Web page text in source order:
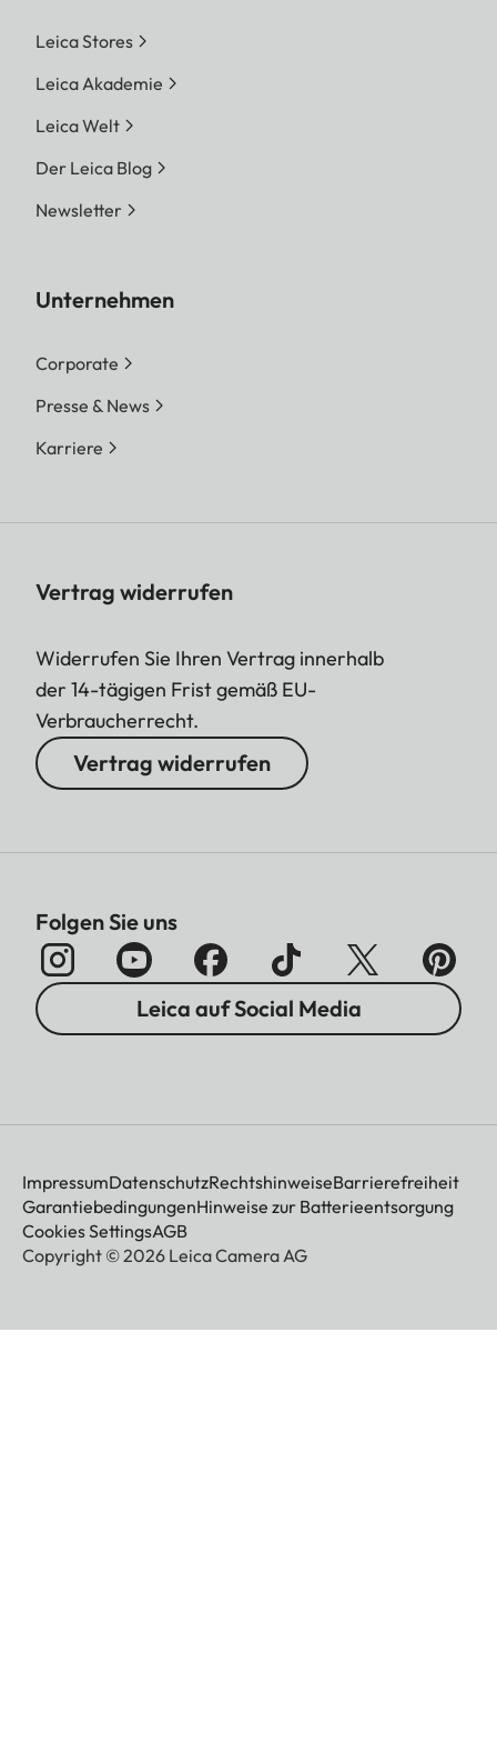
Leica Stores
Leica Akademie
Leica Welt
Der Leica Blog
Newsletter
Unternehmen
Corporate
Presse & News
Karriere
Vertrag widerrufen
Widerrufen Sie Ihren Vertrag innerhalb
der 14-tägigen Frist gemäß EU-
Verbraucherrecht.
Vertrag widerrufen
Folgen Sie uns
Leica auf Social Media
ImpressumDatenschutzRechtshinweiseBarrierefreiheit
GarantiebedingungenHinweise zur Batterieentsorgung
Cookies SettingsAGB
Copyright © 2026 Leica Camera AG